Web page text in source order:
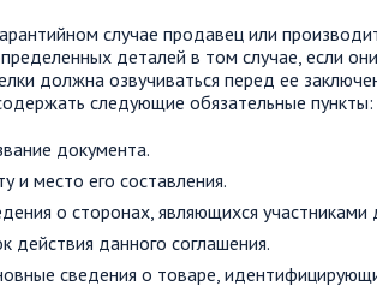
случае продавец или
деталей в том случае, если
должна озвучиваться перед ее
следующие обязательные пункты:
документа.
и место его составления.
о сторонах, являющихся
действия данного соглашения.
сведения о товаре,